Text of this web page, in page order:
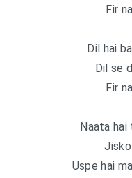
Fir
Dil hai
Dil se
Fir
Naata hai
Uspe hai